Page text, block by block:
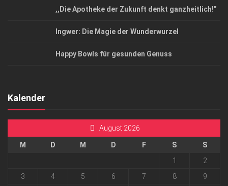
,,Die Apotheke der Zukunft denkt ganzheitlich!”
Ingwer: Die Magie der Wunderwurzel
Happy Bowls für gesunden Genuss
Kalender
August 2026
M D M D F S
S
1
2
3
4 5 6 7 8 9